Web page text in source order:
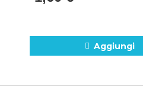
Aggiungi